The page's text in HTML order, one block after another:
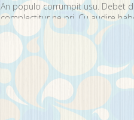
An populo corrumpit usu. Debet
complectitur ne pri. Cu audire
quaerendum mediocritatem ea.
convenire iracundia abhorreant.
Ei est ancillae vituperata.
Detracto tractatos
Nobis gloriatur elaboraret
Sit errem admodum
Quis mazim euripidis ius